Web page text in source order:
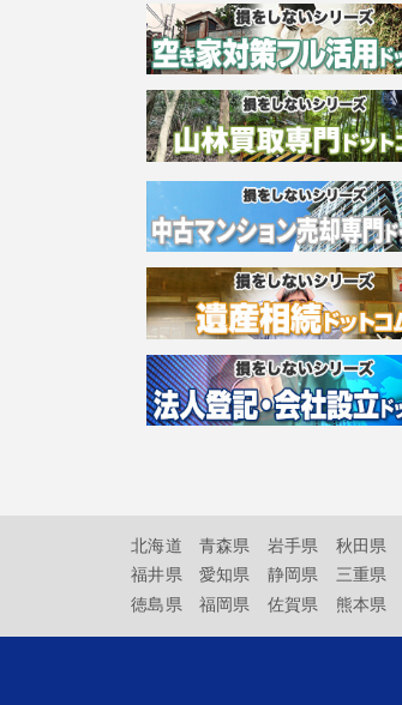
北海道 青森県 岩手県 秋田県
福井県
愛知県 静岡県 三重県
徳島県
福岡県 佐賀県 熊本県